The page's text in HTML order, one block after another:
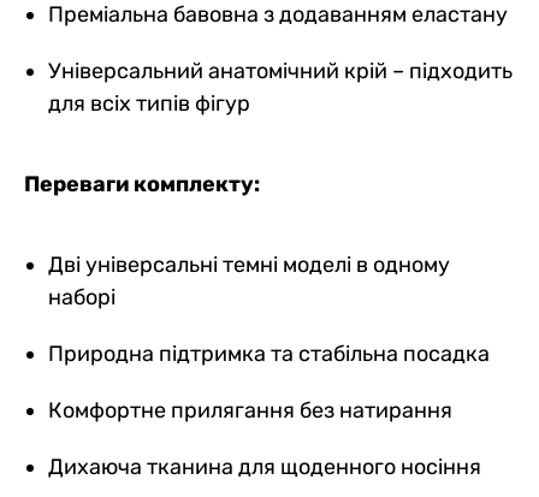
Преміальна бавовна з додаванням еластану
Універсальний анатомічний крій – підходить
для всіх типів фігур
Переваги комплекту:
Дві універсальні темні моделі в одному
наборі
Природна підтримка та стабільна посадка
Комфортне прилягання без натирання
Дихаюча тканина для щоденного носіння